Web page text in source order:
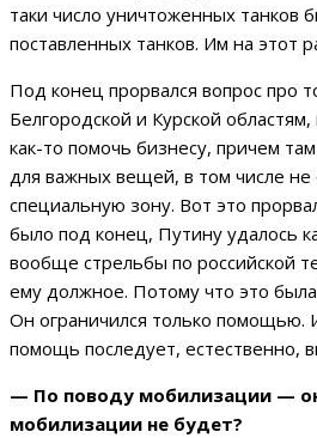
таки число уничтоженных танков
поставленных танков. Им на этот
Под конец прорвался вопрос про
Белгородской и Курской
как-то помочь бизнесу, причем
для важных вещей, в том числе не
специальную зону. Вот это
было под конец, Путину удалось
вообще стрельбы по российской
ему должное. Потому что это
Он ограничился только помощью.
помощь последует, естественно,
— По поводу мобилизации —
мобилизации не будет?